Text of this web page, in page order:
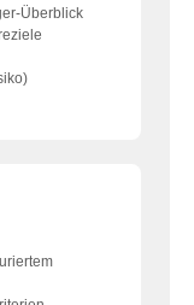
Überblick